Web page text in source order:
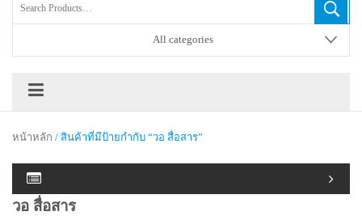
All categories
หน้าหลัก / สินค้าที่มีป้ายกำกับ “วอ สื่อสาร”
วอ สื่อสาร